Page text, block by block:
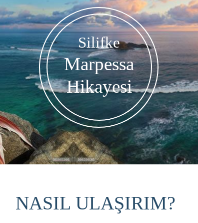
Silifke
Marpessa
Hikayesi
NASIL ULAŞIRIM?